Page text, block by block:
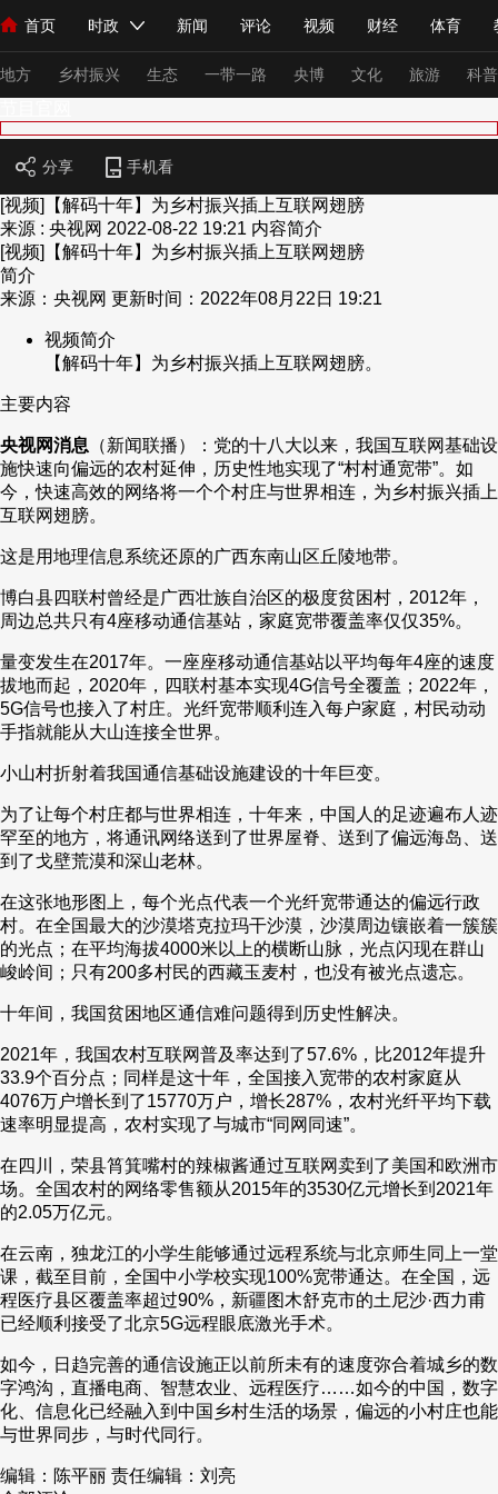
首页 时政 新闻 评论 视频 财经 体育
人民领袖习近平 联播+ 中国领导人 央视快评 习式妙语
直播 栏目大全 节目单 听音 微视频 主持人
海外频道 iPanda English Монгол
地方 乡村振兴 生态 一带一路 央博 文化 旅游 科普
总台春晚 网络春晚
新闻 国内 国际 评论 经济 军事
人民领袖习近平 联播+ 热解读 天天学习
视频 小央视频
体育 直播 竞猜 2026年世界杯 2026年冬奥会
VIP会员 CCTV奥林匹克频道 生活体育大会 体育江湖
CCTV.节目官网 直播
分享 手机看
[视频]【解码十年】为乡村振兴插上互联网翅膀
来源 : 央视网 2022-08-22 19:21 内容简介
[视频]【解码十年】为乡村振兴插上互联网翅膀
简介
来源：央视网 更新时间：2022年08月22日 19:21
视频简介
【解码十年】为乡村振兴插上互联网翅膀。
主要内容
央视网消息 （新闻联播）：党的十八大以来，我国互联网基础设
施快速向偏远的农村延伸，历史性地实现了“村村通宽带”。如
今，快速高效的网络将一个个村庄与世界相连，为乡村振兴插上
互联网翅膀。
这是用地理信息系统还原的广西东南山区丘陵地带。
博白县四联村曾经是广西壮族自治区的极度贫困村，2012年，
周边总共只有4座移动通信基站，家庭宽带覆盖率仅仅35%。
量变发生在2017年。一座座移动通信基站以平均每年4座的速度
拔地而起，2020年，四联村基本实现4G信号全覆盖；2022年，
5G信号也接入了村庄。光纤宽带顺利连入每户家庭，村民动动
手指就能从大山连接全世界。
小山村折射着我国通信基础设施建设的十年巨变。
为了让每个村庄都与世界相连，十年来，中国人的足迹遍布人迹
罕至的地方，将通讯网络送到了世界屋脊、送到了偏远海岛、送
到了戈壁荒漠和深山老林。
在这张地形图上，每个光点代表一个光纤宽带通达的偏远行政
村。在全国最大的沙漠塔克拉玛干沙漠，沙漠周边镶嵌着一簇簇
的光点；在平均海拔4000米以上的横断山脉，光点闪现在群山
峻岭间；只有200多村民的西藏玉麦村，也没有被光点遗忘。
十年间，我国贫困地区通信难问题得到历史性解决。
2021年，我国农村互联网普及率达到了57.6%，比2012年提升
33.9个百分点；同样是这十年，全国接入宽带的农村家庭从
4076万户增长到了15770万户，增长287%，农村光纤平均下载
速率明显提高，农村实现了与城市“同网同速”。
在四川，荣县筲箕嘴村的辣椒酱通过互联网卖到了美国和欧洲市
场。全国农村的网络零售额从2015年的3530亿元增长到2021年
的2.05万亿元。
在云南，独龙江的小学生能够通过远程系统与北京师生同上一堂
课，截至目前，全国中小学校实现100%宽带通达。在全国，远
程医疗县区覆盖率超过90%，新疆图木舒克市的土尼沙·西力甫
已经顺利接受了北京5G远程眼底激光手术。
如今，日趋完善的通信设施正以前所未有的速度弥合着城乡的数
字鸿沟，直播电商、智慧农业、远程医疗……如今的中国，数字
化、信息化已经融入到中国乡村生活的场景，偏远的小村庄也能
与世界同步，与时代同行。
编辑：陈平丽 责任编辑：刘亮